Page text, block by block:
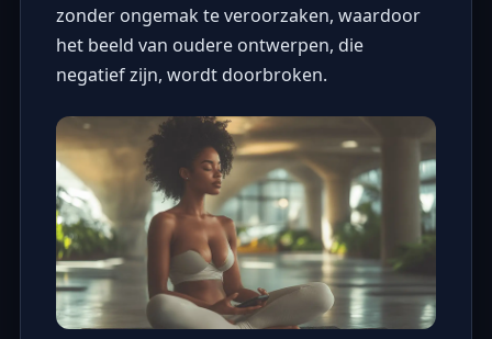
zonder ongemak te veroorzaken, waardoor
het beeld van oudere ontwerpen, die
negatief zijn, wordt doorbroken.